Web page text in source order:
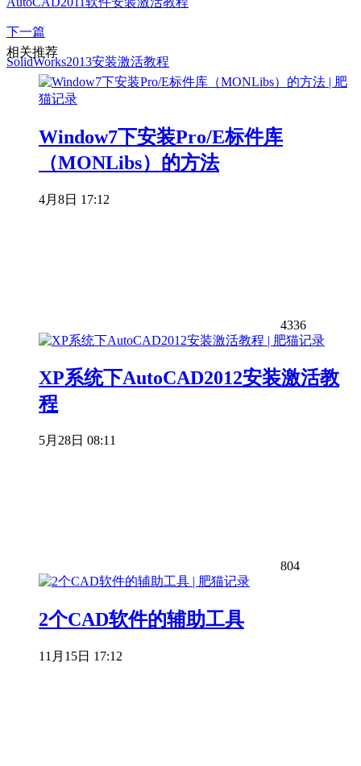
下一篇
SolidWorks2013安装激活教程
相关推荐
Window7下安装Pro/E标件库
（MONLibs）的方法
4月8日 17:12
4336
XP系统下AutoCAD2012安装激活教
程
5月28日 08:11
804
2个CAD软件的辅助工具
11月15日 17:12